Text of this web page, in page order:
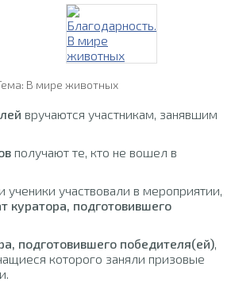
В мире животных
вручаются участникам, занявшим
получают те, кто не вошел в
ученики участвовали в мероприятии,
куратора, подготовившего
подготовившего победителя(ей),
которого заняли призовые